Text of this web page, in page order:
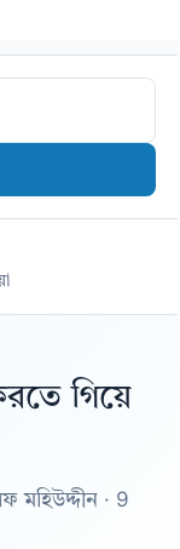
গিয়ে
মহিউদ্দীন · 9